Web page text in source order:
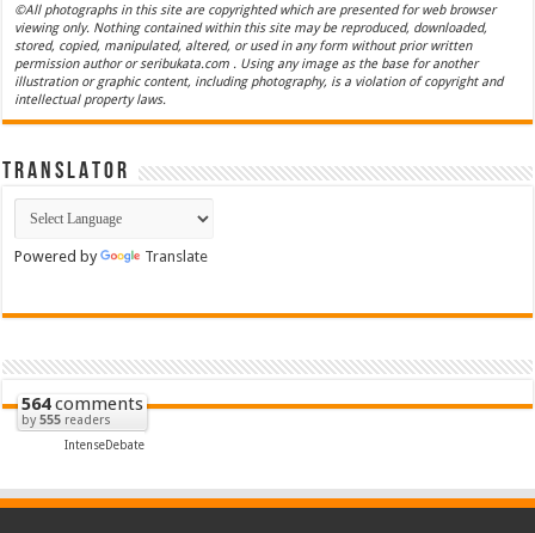
©All photographs in this site are copyrighted which are presented for web browser
viewing only. Nothing contained within this site may be reproduced, downloaded,
stored, copied, manipulated, altered, or used in any form without prior written
permission author or seribukata.com . Using any image as the base for another
illustration or graphic content, including photography, is a violation of copyright and
intellectual property laws.
T R A N S L A T O R
Powered by Translate
564comments
by555 readers
IntenseDebate